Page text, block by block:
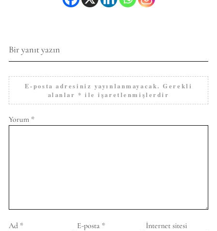
Bir yanıt yazın
E-posta adresiniz yayınlanmayacak. Gerekli
alanlar * ile işaretlenmişlerdir
Yorum *
Ad * E-posta * İnternet sitesi